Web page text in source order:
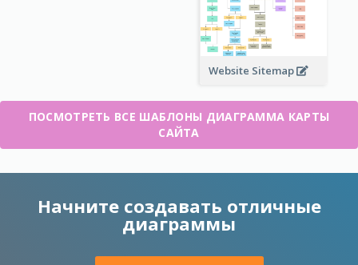
Website Sitemap
ПОСМОТРЕТЬ ВСЕ ШАБЛОНЫ ДИАГРАММА КАРТЫ
САЙТА
Начните создавать отличные
диаграммы